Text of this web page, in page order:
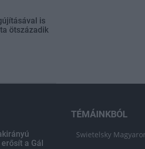
is
ötszázadik
a Gál
TÉMÁINKBÓL
Swietelsky